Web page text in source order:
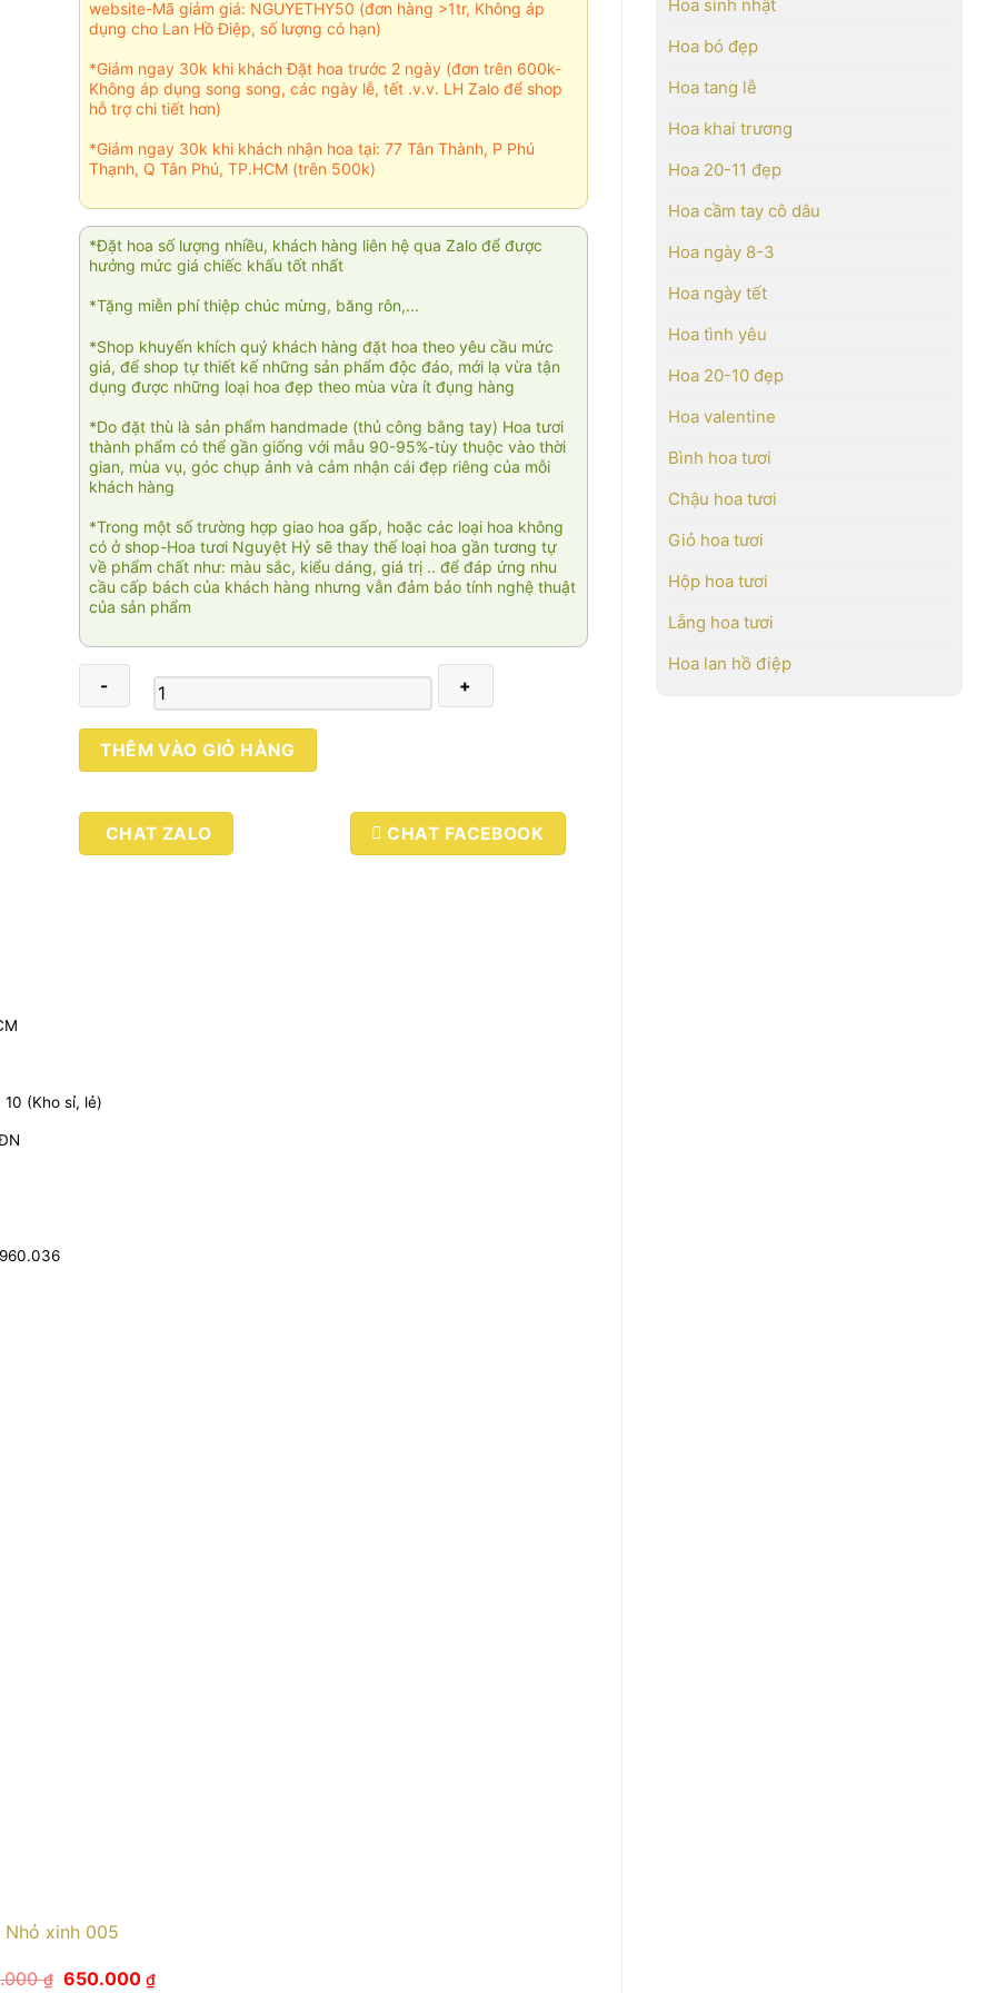
Hoa sinh nhật
Hoa bó đẹp
Hoa tang lễ
Hoa khai trương
Hoa 20-11 đẹp
Hoa cầm tay cô dâu
Hoa ngày 8-3
Hoa ngày tết
Hoa tình yêu
Hoa 20-10 đẹp
Hoa valentine
Bình hoa tươi
Chậu hoa tươi
Giỏ hoa tươi
Hộp hoa tươi
Lẵng hoa tươi
Hoa lan hồ điệp
website-Mã giảm giá: NGUYETHY50 (đơn hàng >1tr, Không áp
dụng cho Lan Hồ Điệp, số lượng có hạn)
*Giảm ngay 30k khi khách Đặt hoa trước 2 ngày (đơn trên 600k-
Không áp dụng song song, các ngày lễ, tết .v.v. LH Zalo để shop
hỗ trợ chi tiết hơn)
*Giảm ngay 30k khi khách nhận hoa tại: 77 Tân Thành, P Phú
Thạnh, Q Tân Phú, TP.HCM (trên 500k)
*Đặt hoa số lượng nhiều, khách hàng liên hệ qua Zalo để được
hưởng mức giá chiếc khấu tốt nhất
*Tặng miễn phí thiệp chúc mừng, băng rôn,...
*Shop khuyến khích quý khách hàng đặt hoa theo yêu cầu mức
giá, để shop tự thiết kế những sản phẩm độc đáo, mới lạ vừa tận
dụng được những loại hoa đẹp theo mùa vừa ít đụng hàng
*Do đặt thù là sản phẩm handmade (thủ công bằng tay) Hoa tươi
thành phẩm có thể gần giống với mẫu 90-95%-tùy thuộc vào thời
gian, mùa vụ, góc chụp ảnh và cảm nhận cái đẹp riêng của mỗi
khách hàng
*Trong một số trường hợp giao hoa gấp, hoặc các loại hoa không
có ở shop-Hoa tươi Nguyệt Hỷ sẽ thay thế loại hoa gần tương tự
về phẩm chất như: màu sắc, kiểu dáng, giá trị .. để đáp ứng nhu
cầu cấp bách của khách hàng nhưng vẫn đảm bảo tính nghệ thuật
của sản phẩm
Gracieux
003
lượng
THÊM VÀO GIỎ HÀNG
CHAT ZALO CHAT FACEBOOK
(Kho sỉ, lẻ)
Nhỏ xinh 005
₫ Giá
650.000₫Giá